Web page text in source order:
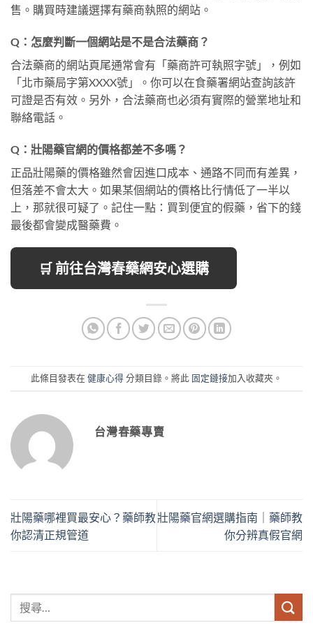
售。購買時建議選擇有藥商執照的網站。
Q：怎麼判斷一個網站是不是合法藥商？
合法藥商的網站頁尾通常會有「藥商許可執照字號」，例如
「北市藥局字第XXXX號」。你可以在食藥署網站查詢該許
可證是否有效。另外，合法藥商也必須有實際的營業地址和
聯絡電話。
Q：壯陽藥官網的價格都差不多嗎？
正品壯陽藥的價格雖然會因進口成本、通路不同而有差異，
但落差不會太大。如果某個網站的價格比行情低了一半以
上，那就很可疑了。記住一點：買到便宜的假藥，省下的錢
最後都會變成醫藥費。
🛒 前往台灣春藥網安心選購
此條目發表在 健康心得分類目錄。將此 固定鏈接加入收藏夾。
台灣春藥專賣
壯陽藥哪裡買最安心？藥師教
你認清正規管道
壯陽藥官網選購指南｜藥師教
你分辨真假官網